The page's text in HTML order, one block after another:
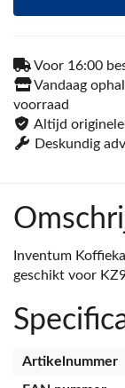
Voor 16:00
Vandaag
voorraad
Altijd
Deskundig
Inventum
geschikt voor
Artikelnummer